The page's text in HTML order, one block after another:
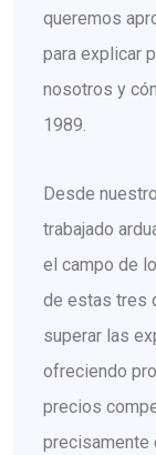
queremos
para explicar
nosotros y
1989.
Desde
trabajado
el campo de
de estas tres
superar las
ofreciendo
precios
precisamente